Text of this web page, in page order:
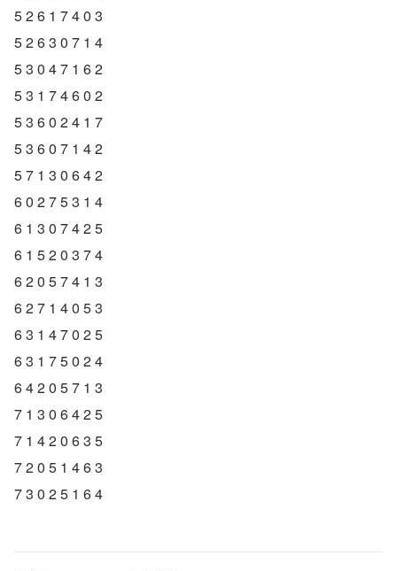
5 2 6 1 7 4 0 3
5 2 6 3 0 7 1 4
5 3 0 4 7 1 6 2
5 3 1 7 4 6 0 2
5 3 6 0 2 4 1 7
5 3 6 0 7 1 4 2
5 7 1 3 0 6 4 2
6 0 2 7 5 3 1 4
6 1 3 0 7 4 2 5
6 1 5 2 0 3 7 4
6 2 0 5 7 4 1 3
6 2 7 1 4 0 5 3
6 3 1 4 7 0 2 5
6 3 1 7 5 0 2 4
6 4 2 0 5 7 1 3
7 1 3 0 6 4 2 5
7 1 4 2 0 6 3 5
7 2 0 5 1 4 6 3
7 3 0 2 5 1 6 4